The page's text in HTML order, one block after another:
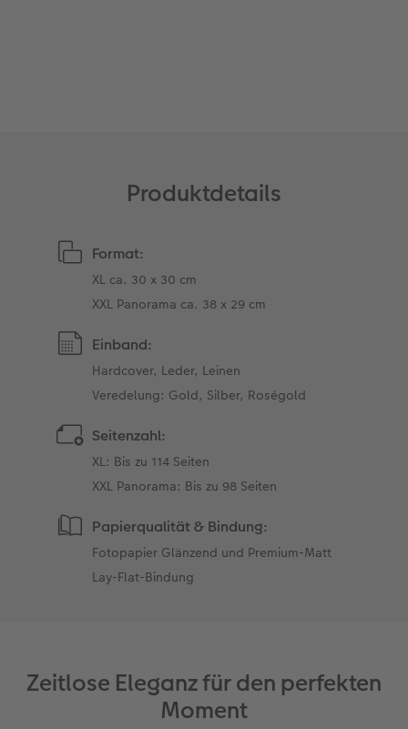
Produktdetails
Format:
XL ca. 30 x 30 cm
XXL Panorama ca. 38 x 29 cm
Einband:
Hardcover, Leder, Leinen
Veredelung: Gold, Silber, Roségold
Seitenzahl:
XL: Bis zu 114 Seiten
XXL Panorama: Bis zu 98 Seiten
Papierqualität & Bindung:
Fotopapier Glänzend und Premium-Matt
Lay-Flat-Bindung
Zeitlose Eleganz für den perfekten
Moment